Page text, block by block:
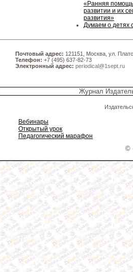
«Ранняя
развитии и их
развития»
Думаем о детях
Почтовый адрес: 121151, Москва, ул.
Телефон: +7 (495) 637-82-73
Электронный адрес: periodical@1sept.ru
Журнал
Вебинары
Открытый урок
Педагогический марафон
©